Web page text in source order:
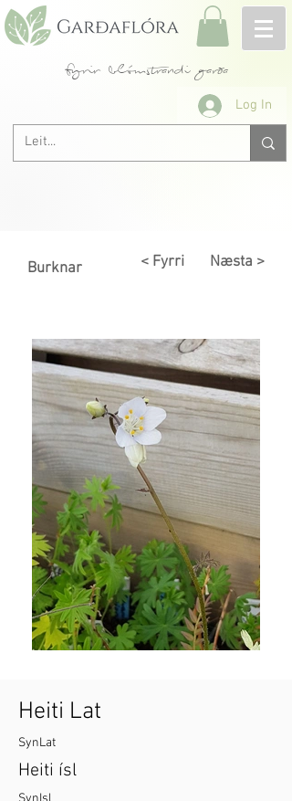
fyrir blómstrandi garða
Log In
Burknar < Fyrri Næsta >
Heiti Lat
SynLat
Heiti ísl